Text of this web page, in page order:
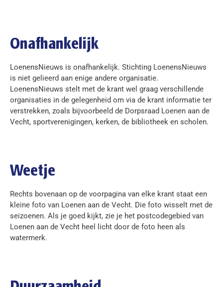
Onafhankelijk
LoenensNieuws is onafhankelijk. Stichting LoenensNieuws
is niet gelieerd aan enige andere organisatie.
LoenensNieuws stelt met de krant wel graag verschillende
organisaties in de gelegenheid om via de krant informatie ter
verstrekken, zoals bijvoorbeeld de Dorpsraad Loenen aan de
Vecht, sportverenigingen, kerken, de bibliotheek en scholen.
Weetje
Rechts bovenaan op de voorpagina van elke krant staat een
kleine foto van Loenen aan de Vecht. Die foto wisselt met de
seizoenen. Als je goed kijkt, zie je het postcodegebied van
Loenen aan de Vecht heel licht door de foto heen als
watermerk.